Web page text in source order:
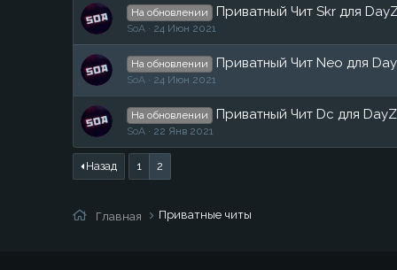
На обновлении Приватный Чит Skr для
SoA 24 Июн 2021
На обновлении Приватный Чит Neo для
SoA 24 Июн 2021
На обновлении Приватный Чит Dc для DayZ
SoA 22 Янв 2021
Назад 1 2
Главная Приватные читы